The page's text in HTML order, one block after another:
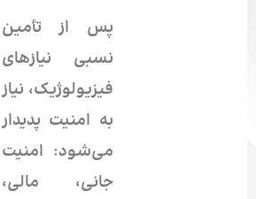
پس از تأمین
نسبی نیازهای
فیزیولوژیک، نیاز
به امنیت پدیدار
می‌شود: امنیت
جانی، مالی،